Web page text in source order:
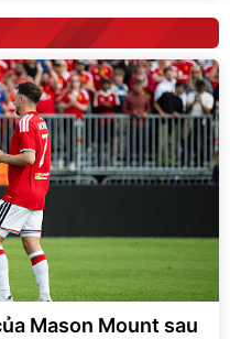
Mason Mount sau